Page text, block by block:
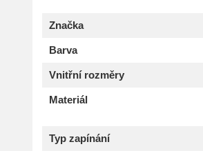
Značka
Barva
Vnitřní rozměry
Materiál
Typ zapínání